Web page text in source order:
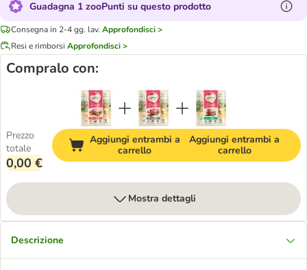
Guadagna 1 zooPunti su questo prodotto
Consegna in 2-4 gg. lav. Approfondisci >
Resi e rimborsi Approfondisci >
Compralo con:
Prezzo
totale
0,00 €
Aggiungi entrambi a
carrello
Aggiungi entrambi a
carrello
Mostra dettagli
Descrizione